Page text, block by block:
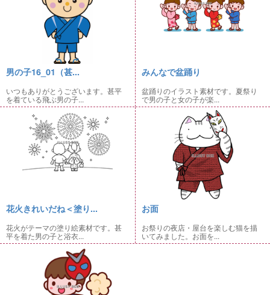
男の子16_01（甚...
いつもありがとうございます。甚平
を着ている飛ぶ男の子...
みんなで盆踊り
盆踊りのイラスト素材です。夏祭り
で男の子と女の子が楽...
花火きれいだね＜塗り...
花火がテーマの塗り絵素材です。甚
平を着た男の子と浴衣...
お面
お祭りの夜店・屋台を楽しむ猫を描
いてみました。お面を...